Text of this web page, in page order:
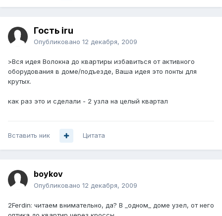
Гость iru
Опубликовано 12 декабря, 2009
>Вся идея Волокна до квартиры избавиться от активного
оборудования в доме/подъезде, Ваша идея это понты для
крутых.
как раз это и сделали - 2 узла на целый квартал
Вставить ник Цитата
boykov
Опубликовано 12 декабря, 2009
2Ferdin: читаем внимательно, да? В _одном_ доме узел, от него